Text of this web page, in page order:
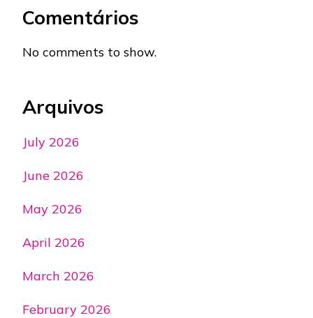
Comentários
No comments to show.
Arquivos
July 2026
June 2026
May 2026
April 2026
March 2026
February 2026